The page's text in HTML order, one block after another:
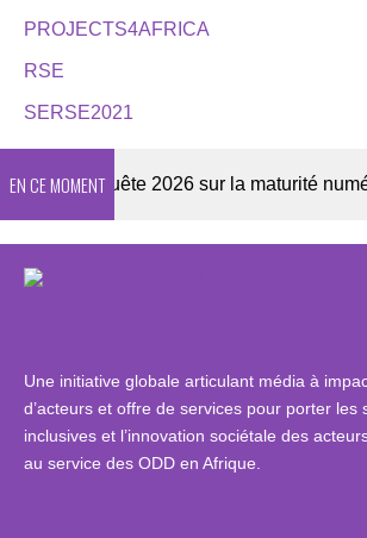
PROJECTS4AFRICA
RSE
SERSE2021
EN CE MOMENT
Enquête 2026 sur la maturité
Une initiative globale articulant média à
d’acteurs et offre de services pour porter les
inclusives et l’innovation sociétale des
au service des ODD en Afrique.